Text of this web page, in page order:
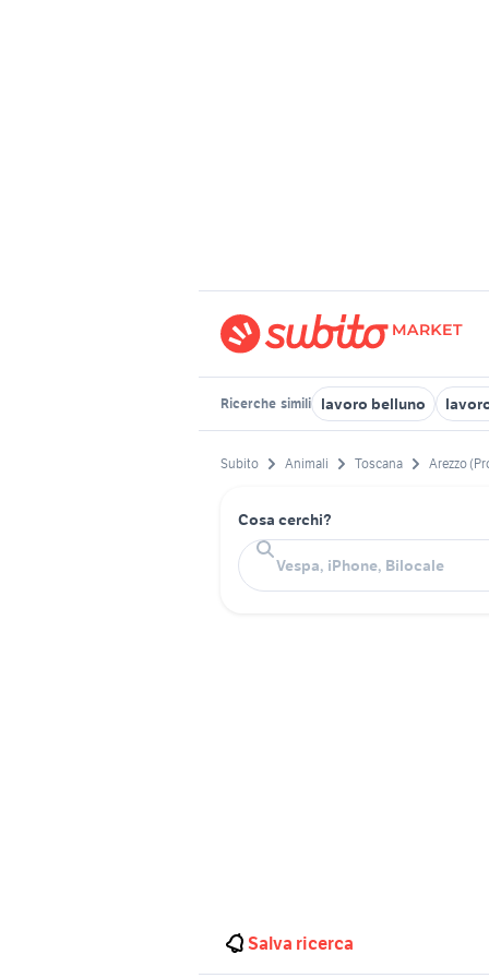
Ricerche simili lavoro belluno
Subito Animali Toscana Arezzo
Cosa cerchi?
Salva ricerca